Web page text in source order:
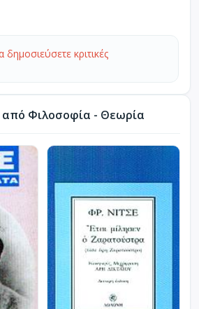
δημοσιεύσετε κριτικές
από Φιλοσοφία - Θεωρία